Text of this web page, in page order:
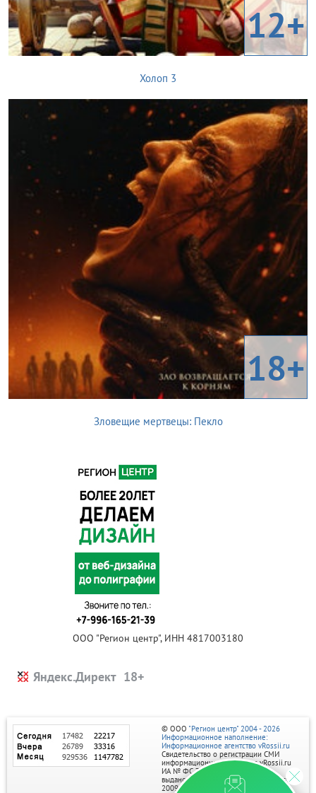
12+
Холоп 3
18+
Зловещие мертвецы: Пекло
ООО "Регион центр", ИНН 4817003180
Яндекс.Директ
© ООО "Регион центр" 2004 - 2026
Информационное наполнение:
Информационное агентство vRossii.ru
Свидетельство о регистрации СМИ
информационного агентства vRossii.ru
ИА № ФС 77‑35502
выдано РОСКОМНАДЗОРом 04 марта
2009г.